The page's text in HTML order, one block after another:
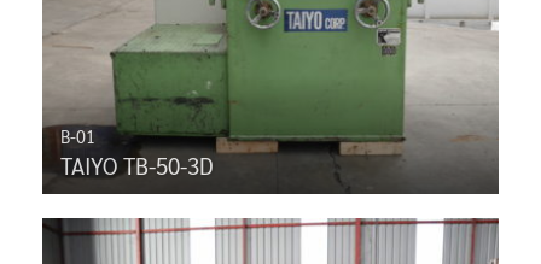
B-01
TAIYO TB-50-3D